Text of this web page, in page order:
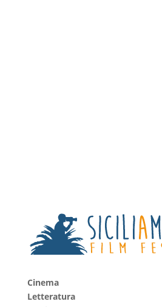
Cinema
Letteratura